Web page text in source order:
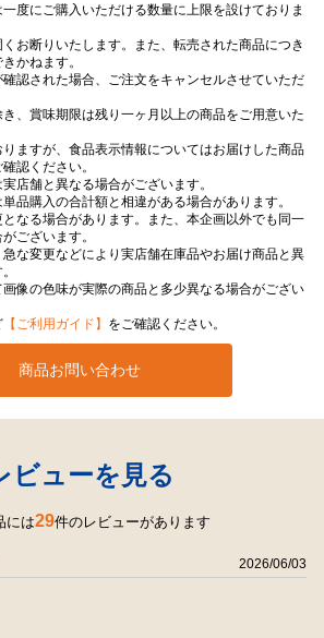
度にご購入いただける数量に上限を設けておりま
お断りいたします。また、転売された商品につき
かねます。
認された場合、ご注文をキャンセルさせていただ
、賞味期限は残り一ヶ月以上の商品をご用意いた
ますが、食品表示情報についてはお届けした商品
認ください。
店舗と異なる場合がございます。
品購入の合計額と相違がある場合があります。
なる場合があります。また、本企画以外でも同一
ございます。
な変更などにより実店舗在庫品やお届け商品と異
像の色味が実際の商品と多少異なる場合がござい
【ご利用ガイド】 をご確認ください。
商品お問い合わせ
ビューを見る
には29件のレビューがあります
2026/06/03